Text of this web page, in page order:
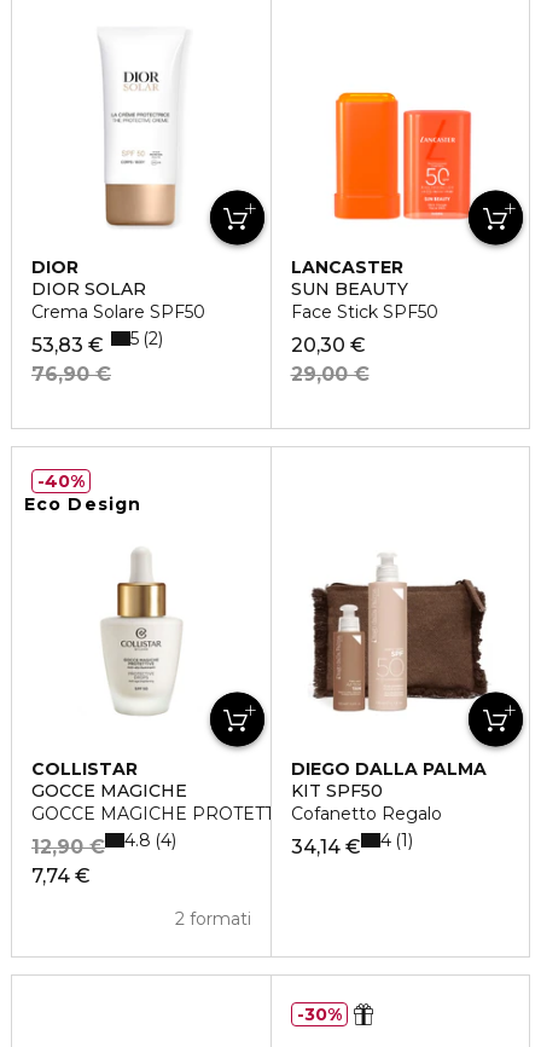
DIOR
DIOR SOLAR
Crema Solare SPF50
53,83 €
76,90 €
5 2
LANCASTER
SUN BEAUTY
Face Stick SPF50
20,30 €
29,00 €
Eco Design
COLLISTAR
GOCCE MAGICHE
GOCCE MAGICHE PROTETTIVE 30 ML
7,74 €
12,90 €
2 formati
4.8 4
40%
DIEGO DALLA PALMA
KIT SPF50
Cofanetto Regalo
34,14 € 4 1
30%